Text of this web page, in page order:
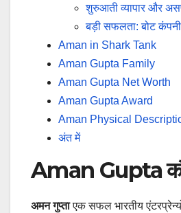
शुरुआती व्यापार और
बड़ी सफलता: बोट कंपनी
Aman in Shark Tank
Aman Gupta Family
Aman Gupta Net Worth
Aman Gupta Award
Aman Physical
अंत में
Aman Gupta
अमन गुप्ताएक सफल भारतीय